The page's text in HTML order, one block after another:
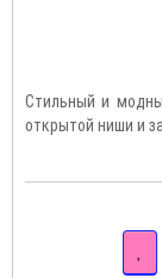
Стильный и
открытой ниши и